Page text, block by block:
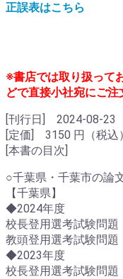
正誤表はこちら
※書店では取り扱って
どで直接小社宛にご注
[刊行日] 2024-08-
[定価] 3150 円（税
[本書の目次]
○千葉県・千葉市の論
【千葉県】
◆2024年度
校長登用選考試験問題
教頭登用選考試験問題
◆2023年度
校長登用選考試験問題